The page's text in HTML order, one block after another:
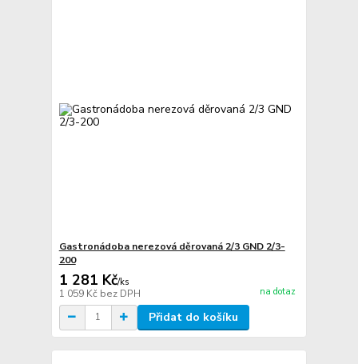
Gastronádoba nerezová děrovaná 2/3 GND 2/3-
200
1 281 Kč/ks
1 059 Kč bez DPH na dotaz
Přidat do košíku